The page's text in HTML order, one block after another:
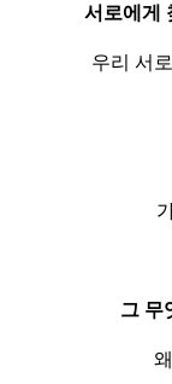
서로에게
우리 서
그 무